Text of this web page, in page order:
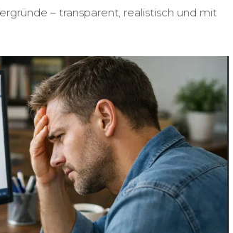
– transparent, realistisch und mit